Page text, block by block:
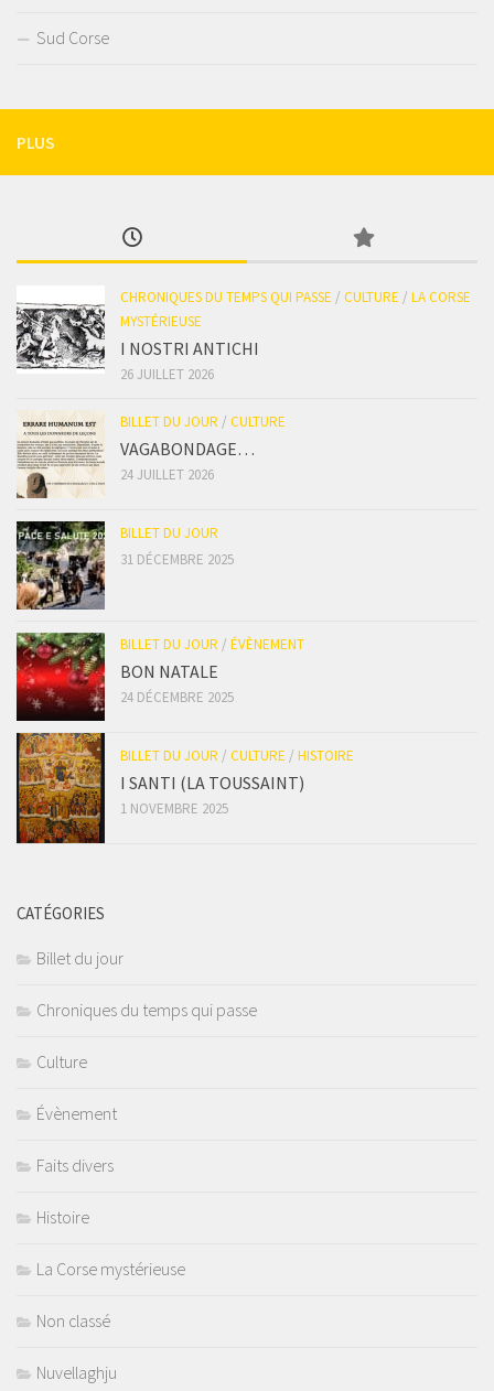
Sud Corse
PLUS
CHRONIQUES DU TEMPS QUI PASSE / CULTURE / LA CORSE
MYSTÉRIEUSE
I NOSTRI ANTICHI
26 JUILLET 2026
BILLET DU JOUR / CULTURE
VAGABONDAGE…
24 JUILLET 2026
BILLET DU JOUR
31 DÉCEMBRE 2025
BILLET DU JOUR / ÉVÈNEMENT
BON NATALE
24 DÉCEMBRE 2025
BILLET DU JOUR / CULTURE / HISTOIRE
I SANTI (LA TOUSSAINT)
1 NOVEMBRE 2025
CATÉGORIES
Billet du jour
Chroniques du temps qui passe
Culture
Évènement
Faits divers
Histoire
La Corse mystérieuse
Non classé
Nuvellaghju